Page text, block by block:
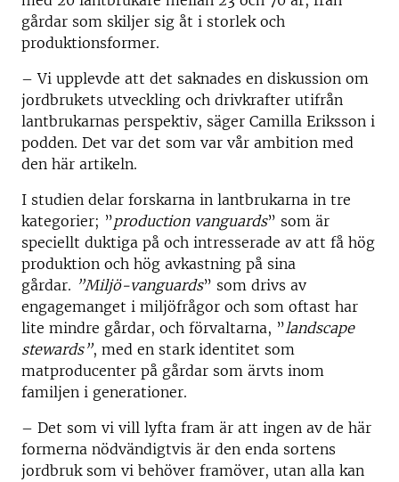
gårdar som skiljer sig åt i storlek och
produktionsformer.
– Vi upplevde att det saknades en diskussion om
jordbrukets utveckling och drivkrafter utifrån
lantbrukarnas perspektiv, säger Camilla Eriksson i
podden. Det var det som var vår ambition med
den här artikeln.
I studien delar forskarna in lantbrukarna in tre
kategorier; ”production vanguards” som är
speciellt duktiga på och intresserade av att få hög
produktion och hög avkastning på sina
gårdar. ”Miljö-vanguards” som drivs av
engagemanget i miljöfrågor och som oftast har
lite mindre gårdar, och förvaltarna, ”landscape
stewards”, med en stark identitet som
matproducenter på gårdar som ärvts inom
familjen i generationer.
– Det som vi vill lyfta fram är att ingen av de här
formerna nödvändigtvis är den enda sortens
jordbruk som vi behöver framöver, utan alla kan